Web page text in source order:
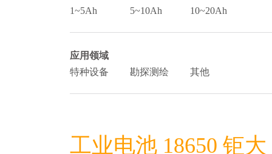
1~5Ah
5~10Ah 10~20Ah
应用领域
特种设备
勘探测绘 其他
工业电池 18650 钜大